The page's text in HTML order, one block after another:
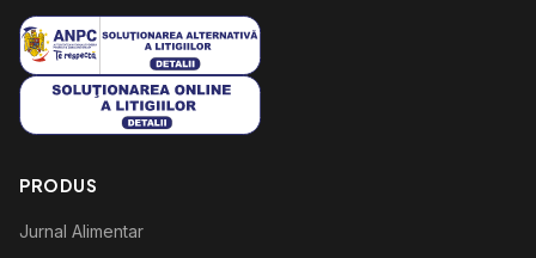
PRODUS
Jurnal Alimentar